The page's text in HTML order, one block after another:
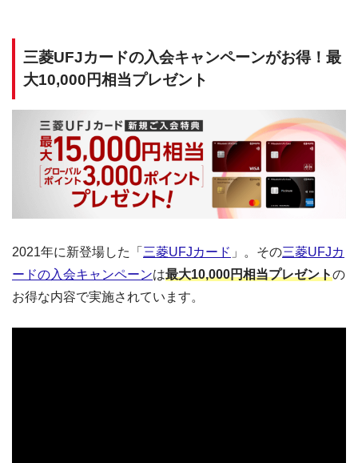
三菱UFJカードの入会キャンペーンがお得！最
大10,000円相当プレゼント
2021年に新登場した「 三菱UFJカード 」。その三菱UFJカ
ードの入会キャンペーンは最大10,000円相当プレゼントの
お得な内容で実施されています。